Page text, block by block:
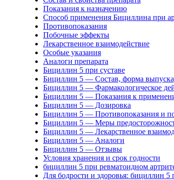
Показания к назначению
Способ применения Бициллина при
Противопоказания
Побочные эффекты
Лекарственное взаимодействие
Особые указания
Аналоги препарата
Бициллин 5 при суставе
Бициллин 5 — Состав, форма
Бициллин 5 — Фармакологическое
Бициллин 5 — Показания к
Бициллин 5 — Дозировка
Бициллин 5 — Противопоказания и
Бициллин 5 — Меры
Бициллин 5 — Лекарственное
Бициллин 5 — Аналоги
Бициллин 5 — Отзывы
Условия хранения и срок годности
бициллин 5 при ревматоидном
Для бодрости и здоровья: бициллин 5